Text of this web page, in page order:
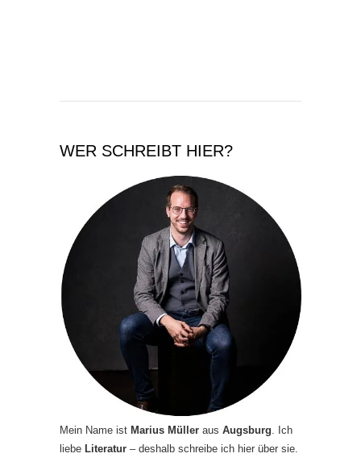
WER SCHREIBT HIER?
Mein Name ist Marius Müller aus Augsburg . Ich
liebe Literatur – deshalb schreibe ich hier über sie.